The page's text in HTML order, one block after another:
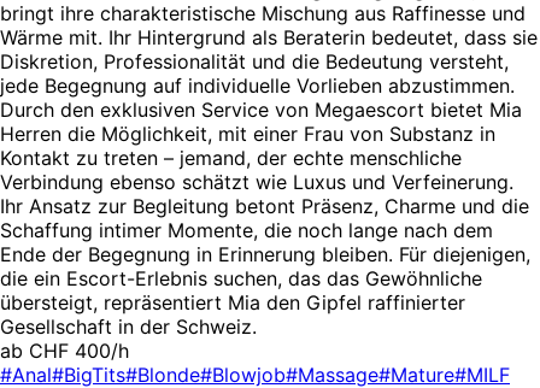
bringt ihre charakteristische Mischung aus Raffinesse und
Wärme mit. Ihr Hintergrund als Beraterin bedeutet, dass sie
Diskretion, Professionalität und die Bedeutung versteht,
jede Begegnung auf individuelle Vorlieben abzustimmen.
Durch den exklusiven Service von Megaescort bietet Mia
Herren die Möglichkeit, mit einer Frau von Substanz in
Kontakt zu treten – jemand, der echte menschliche
Verbindung ebenso schätzt wie Luxus und Verfeinerung.
Ihr Ansatz zur Begleitung betont Präsenz, Charme und die
Schaffung intimer Momente, die noch lange nach dem
Ende der Begegnung in Erinnerung bleiben. Für diejenigen,
die ein Escort-Erlebnis suchen, das das Gewöhnliche
übersteigt, repräsentiert Mia den Gipfel raffinierter
Gesellschaft in der Schweiz.
ab CHF 400/h
#Anal#BigTits#Blonde#Blowjob#Massage#Mature#MILF